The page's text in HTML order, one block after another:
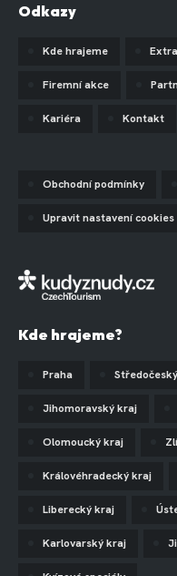
Odkazy
Kde hrajeme
Firemní akce
Kariéra Kontakt
Obchodní podmínky
Upravit nastavení cookies
Kde hrajeme?
Praha
Jihomoravský kraj
Olomoucký kraj
Královéhradecký kraj
Liberecký kraj
Karlovarský kraj